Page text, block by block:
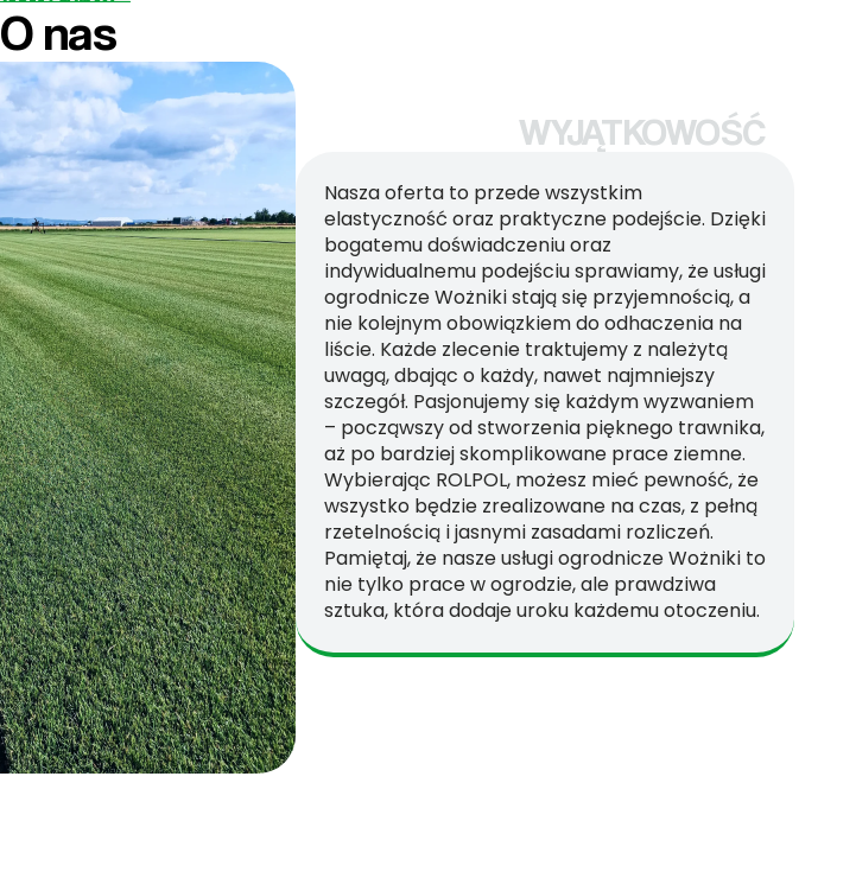
O nas
WYJĄTKOWOŚĆ
Nasza oferta to przede wszystkim
elastyczność oraz praktyczne podejście. Dzięki
bogatemu doświadczeniu oraz
indywidualnemu podejściu sprawiamy, że usługi
ogrodnicze Wożniki stają się przyjemnością, a
nie kolejnym obowiązkiem do odhaczenia na
liście. Każde zlecenie traktujemy z należytą
uwagą, dbając o każdy, nawet najmniejszy
szczegół. Pasjonujemy się każdym wyzwaniem
– począwszy od stworzenia pięknego trawnika,
aż po bardziej skomplikowane prace ziemne.
Wybierając ROLPOL, możesz mieć pewność, że
wszystko będzie zrealizowane na czas, z pełną
rzetelnością i jasnymi zasadami rozliczeń.
Pamiętaj, że nasze usługi ogrodnicze Wożniki to
nie tylko prace w ogrodzie, ale prawdziwa
sztuka, która dodaje uroku każdemu otoczeniu.